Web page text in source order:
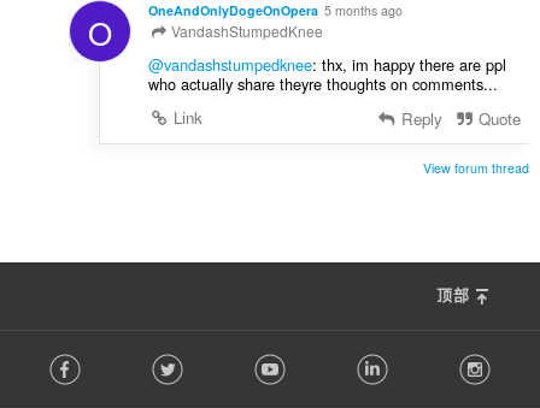
O OneAndOnlyDogeOnOpera 5 months ago
VandashStumpedKnee
@vandashstumpedknee: thx, im happy there are ppl
who actually share theyre thoughts on comments...
Link
Reply Quote
View forum thread
顶部
o Facebook Twitter Youtube LinkedIn